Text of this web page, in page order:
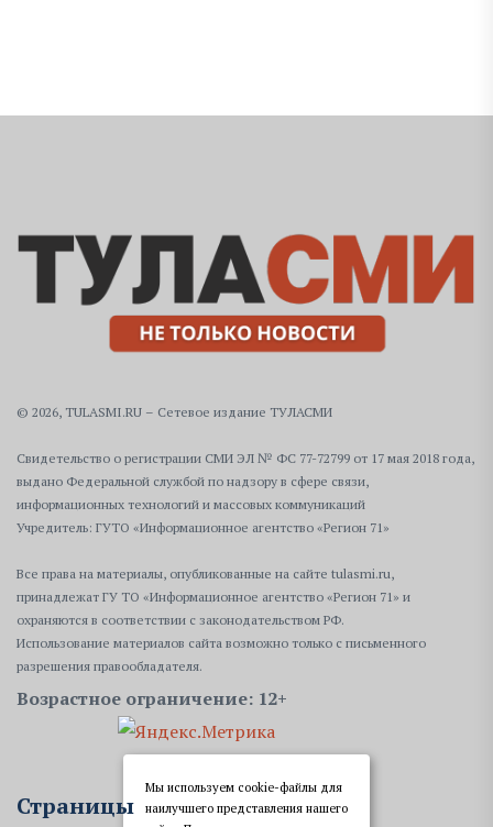
© 2026, TULASMI.RU – Сетевое издание ТУЛАСМИ
Свидетельство о регистрации СМИ ЭЛ № ФС 77-72799 от 17 мая 2018 года,
выдано Федеральной службой по надзору в сфере связи,
информационных технологий и массовых коммуникаций
Учредитель: ГУТО «Информационное агентство «Регион 71»
Все права на материалы, опубликованные на сайте tulasmi.ru,
принадлежат ГУ ТО «Информационное агентство «Регион 71» и
охраняются в соответствии с законодательством РФ.
Использование материалов сайта возможно только с письменного
разрешения правообладателя.
Возрастное ограничение: 12+
Страницы
Мы используем cookie-файлы для
наилучшего представления нашего